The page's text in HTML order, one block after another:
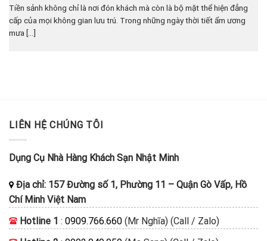
Tiền sảnh không chỉ là nơi đón khách mà còn là bộ mặt thể hiện đẳng
cấp của mọi không gian lưu trú. Trong những ngày thời tiết ẩm ương
mưa [...]
LIÊN HỆ CHÚNG TÔI
Dụng Cụ Nhà Hàng Khách Sạn Nhật Minh
Địa chỉ: 157 Đường số 1, Phường 11 – Quận Gò Vấp, Hồ
Chí Minh Việt Nam
Hotline 1 : 0909.766.660 (Mr Nghĩa) (Call / Zalo)